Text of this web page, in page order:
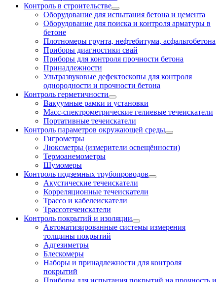
Контроль в строительстве
Оборудование для испытания бетона и цемента
Оборудование для поиска и контроля арматуры в
бетоне
Плотномеры грунта, нефтебитума, асфальтобетона
Приборы диагностики свай
Приборы для контроля прочности бетона
Принадлежности
Ультразвуковые дефектоскопы для контроля
однородности и прочности бетона
Контроль герметичности
Вакуумные рамки и установки
Масс-спектрометрические гелиевые течеискатели
Портативные течеискатели
Контроль параметров окружающей среды
Гигрометры
Люксметры (измерители освещённости)
Термоанемометры
Шумомеры
Контроль подземных трубопроводов
Акустические течеискатели
Корреляционные течеискатели
Трассо и кабелеискатели
Трассотечеискатели
Контроль покрытий и изоляции
Автоматизированные системы измерения
толщины покрытий
Адгезиметры
Блескомеры
Наборы и принадлежности для контроля
покрытий
Приборы для испытания покрытий на прочность и